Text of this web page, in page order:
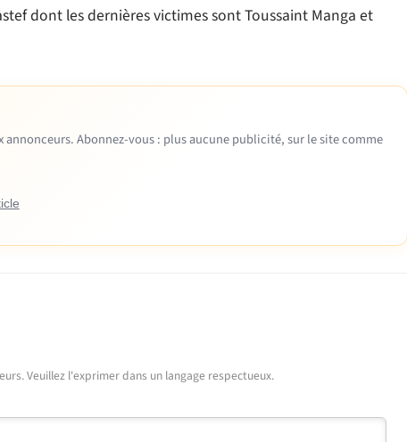
dont les dernières victimes sont Toussaint Manga et
annonceurs. Abonnez-vous : plus aucune publicité, sur le site comme
Veuillez l'exprimer dans un langage respectueux.